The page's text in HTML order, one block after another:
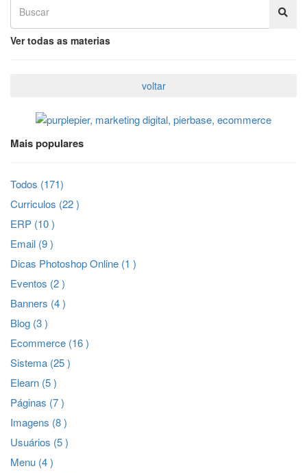
Ver todas as materias
Mais populares
Todos (171)
Curriculos (22 )
ERP (10 )
Email (9 )
Dicas Photoshop Online (1 )
Eventos (2 )
Banners (4 )
Blog (3 )
Ecommerce (16 )
Sistema (25 )
Elearn (5 )
Páginas (7 )
Imagens (8 )
Usuários (5 )
Menu (4 )